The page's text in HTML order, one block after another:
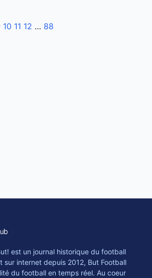
10 11 12 … 88
est un journal historique du football
sur internet depuis 2012, But Football
du football en temps réel. Au coeur